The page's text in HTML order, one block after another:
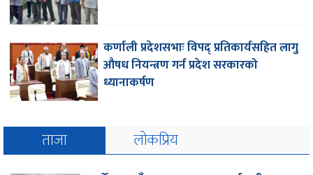
कर्णाली प्रदेशसभाः विपद् प्रतिकार्यसहित लागु
औषध नियन्त्रण गर्न प्रदेश सरकारको
ध्यानाकर्षण
ताजा लोकप्रिय